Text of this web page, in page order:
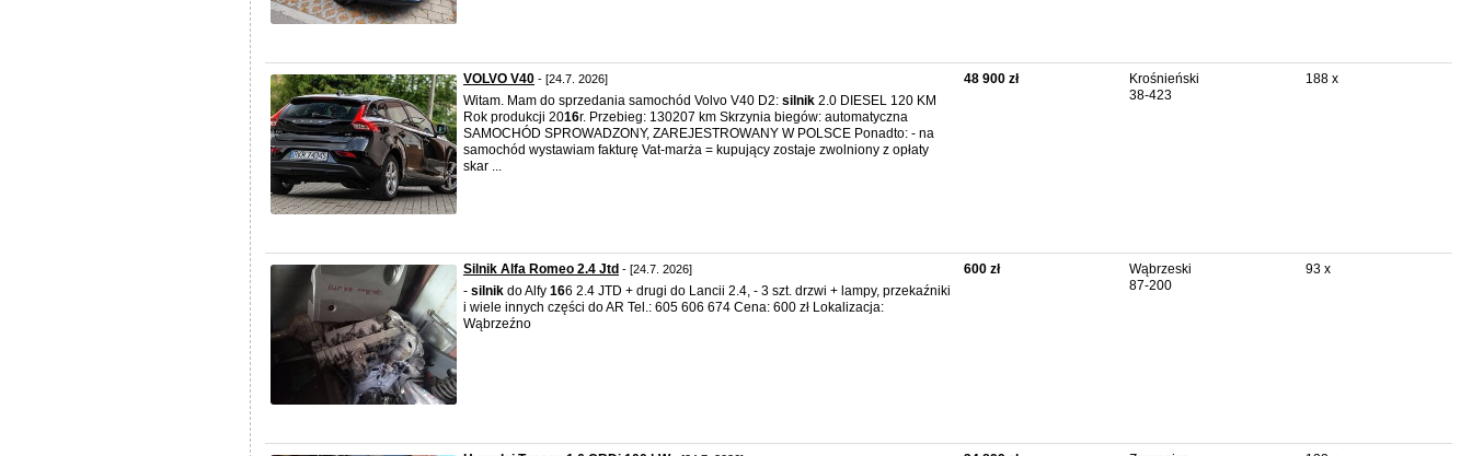
VOLVO V40 - [24.7. 2026]
Witam. Mam do sprzedania samochód Volvo V40 D2: silnik 2.0 DIESEL 120 KM
Rok produkcji 2016r. Przebieg: 130207 km Skrzynia biegów: automatyczna
SAMOCHÓD SPROWADZONY, ZAREJESTROWANY W POLSCE Ponadto: - na
samochód wystawiam fakturę Vat-marża = kupujący zostaje zwolniony z opłaty
skar ...
48 900 zł
Krośnieński
38-423
188 x
Silnik Alfa Romeo 2.4 Jtd - [24.7. 2026]
- silnik do Alfy 166 2.4 JTD + drugi do Lancii 2.4, - 3 szt. drzwi + lampy, przekaźniki
i wiele innych części do AR Tel.: 605 606 674 Cena: 600 zł Lokalizacja:
Wąbrzeźno
600 zł
Wąbrzeski
87-200
93 x